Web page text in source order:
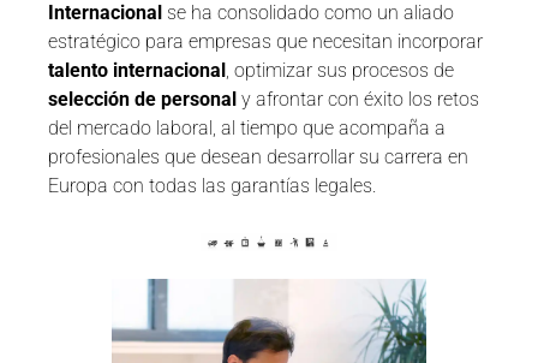
Internacional se ha consolidado como un aliado
estratégico para empresas que necesitan incorporar
talento internacional , optimizar sus procesos de
selección de personal y afrontar con éxito los retos
del mercado laboral, al tiempo que acompaña a
profesionales que desean desarrollar su carrera en
Europa con todas las garantías legales.